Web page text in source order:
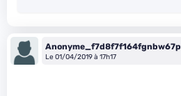
Anonyme_f7d8f7f164fgnbw67p
Le 01/04/2019 à 17h17